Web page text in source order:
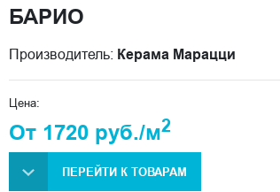
БАРИО
Производитель: Керама Марацци
Цена:
От 1720 руб./м2
ПЕРЕЙТИ К ТОВАРАМ